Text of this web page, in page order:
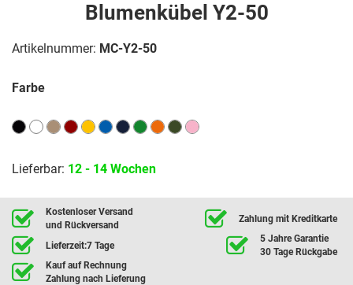
Blumenkübel Y2-50
Artikelnummer: MC-Y2-50
Farbe
Lieferbar: 12 - 14 Wochen
Kostenloser Versand
und Rückversand
Zahlung mit Kreditkarte
Lieferzeit:7 Tage
5 Jahre Garantie
30 Tage Rückgabe
Kauf auf Rechnung
Zahlung nach Lieferung